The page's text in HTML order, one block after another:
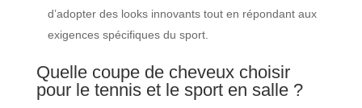
d’adopter des looks innovants tout en répondant aux
exigences spécifiques du sport.
Quelle coupe de cheveux choisir
pour le tennis et le sport en salle ?